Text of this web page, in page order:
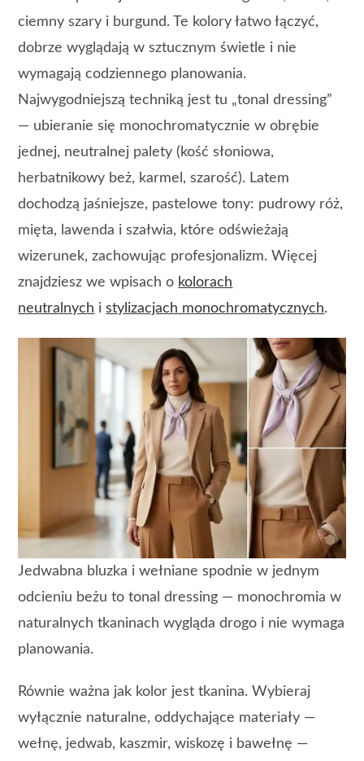
ciemny szary i burgund. Te kolory łatwo łączyć,
dobrze wyglądają w sztucznym świetle i nie
wymagają codziennego planowania.
Najwygodniejszą techniką jest tu „tonal dressing”
— ubieranie się monochromatycznie w obrębie
jednej, neutralnej palety (kość słoniowa,
herbatnikowy beż, karmel, szarość). Latem
dochodzą jaśniejsze, pastelowe tony: pudrowy róż,
mięta, lawenda i szałwia, które odświeżają
wizerunek, zachowując profesjonalizm. Więcej
znajdziesz we wpisach o kolorach
neutralnych istylizacjach monochromatycznych.
Jedwabna bluzka i wełniane spodnie w jednym
odcieniu beżu to tonal dressing — monochromia w
naturalnych tkaninach wygląda drogo i nie wymaga
planowania.
Równie ważna jak kolor jest tkanina. Wybieraj
wyłącznie naturalne, oddychające materiały —
wełnę, jedwab, kaszmir, wiskozę i bawełnę —